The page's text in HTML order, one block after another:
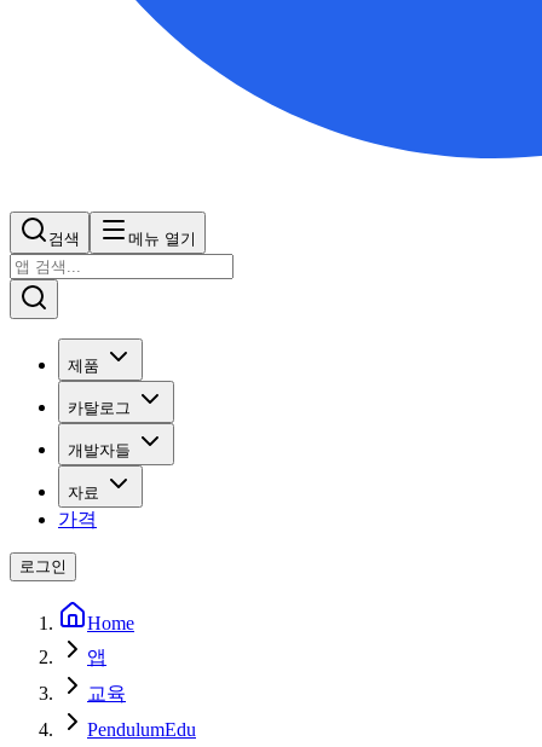
검색 메뉴 열기
제품
카탈로그
개발자들
자료
가격
로그인
Home
앱
교육
PendulumEdu